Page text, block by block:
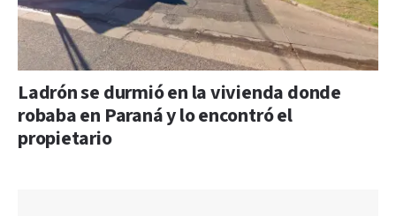
Ladrón se durmió en la vivienda donde
robaba en Paraná y lo encontró el
propietario